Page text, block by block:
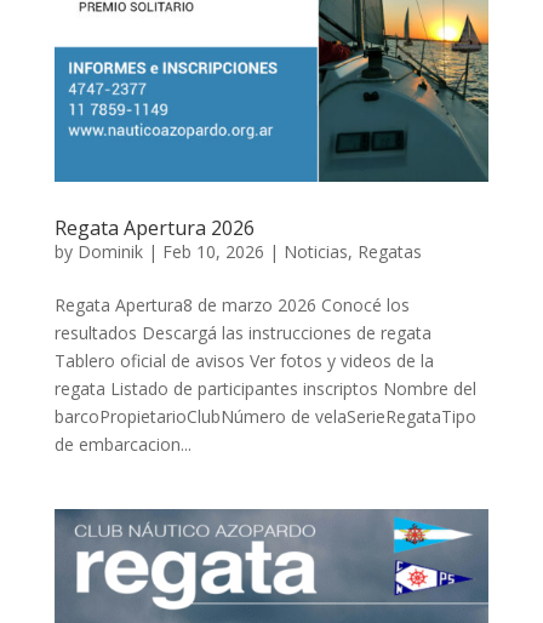
Regata Apertura 2026
by Dominik| Feb 10, 2026 | Noticias, Regatas
Regata Apertura8 de marzo 2026 Conocé los
resultados Descargá las instrucciones de regata
Tablero oficial de avisos Ver fotos y videos de la
regata Listado de participantes inscriptos Nombre del
barcoPropietarioClubNúmero de velaSerieRegataTipo
de embarcacion...